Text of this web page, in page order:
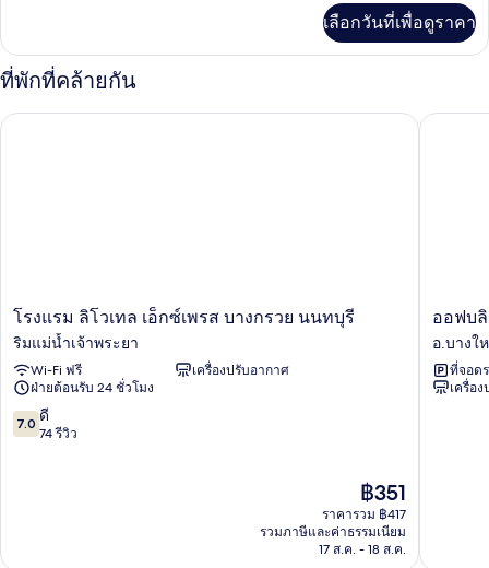
ทวิน
เกี่ยว
กับ
ห้อง
ลัก
เลือกวันที่เพื่อดูราคา
ที่พักที่คล้ายกัน
โรงแรม
ลิ
โว
เทล
เอ็กซ์เพรส
บางกรวย
นนทบุรี
โรงแรม ลิโวเทล เอ็กซ์เพรส บางกรวย นนทบุรี
ริมแม่น้ำเจ้าพระยา
Wi-Fi ฟรี
เครื่องปรับอากาศ
ฝ่ายต้อนรับ 24 ชั่วโมง
7.0
จาก
7.0 ดี
74 รีวิว
ราคา
ปัจจุบัน
คือ
฿351
฿351
ราคารวม ฿417
รวมภาษีและค่าธรรมเนียม
17 ส.ค. - 18 ส.ค.
โรงแรม ลิโวเทล เอ็กซ์เพรส บางกรวย นนทบุรี
ออฟ
อ
พาร์
ท
ออฟบ
อ.บางใ
ที่จอด
เครื่อ
ออฟบลิค